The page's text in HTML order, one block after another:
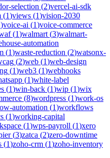
selection (2)vercel-ai-sdk
(1)views (1)vision-2030
)voice-ai (1)voice-commerce
(1)walmart (3)walmart-
automation
(1)waste-reduction (2)watsonx-
(2)web (1)web-design
(1)web3 (1)webhooks
(1)white-label
(1)win-back (1)wip (1)wix
(8)wordpress (1)work-os
automation (1)workflows
(1)working-capital
(1)wps-payroll (1)xero
(3)zatca (2)zero-downtime
(1)zoho-crm (1)zoho-inventory